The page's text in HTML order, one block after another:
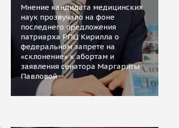
Мнение кандидата медицинских
наук прозвучало на фоне
последнего предложения
патриарха РПЦ Кирилла о
федеральном запрете на
«склонение» к абортам и
заявления сенатора Маргариты
Павловой